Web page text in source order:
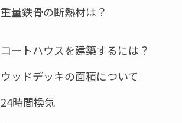
重量鉄骨の断熱材は？
コートハウスを建築するには？
ウッドデッキの面積について
24時間換気